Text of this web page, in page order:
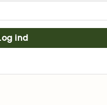
ind